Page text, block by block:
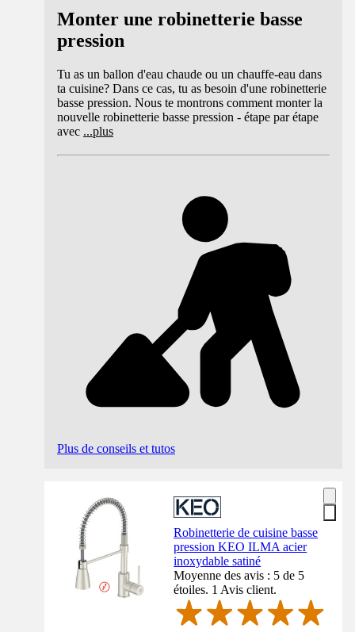
Monter une robinetterie basse
pression
Tu as un ballon d'eau chaude ou un chauffe-eau dans
ta cuisine? Dans ce cas, tu as besoin d'une robinetterie
basse pression. Nous te montrons comment monter la
nouvelle robinetterie basse pression - étape par étape
avec ...plus
Plus de conseils et tutos
Robinetterie de cuisine basse
pression KEO ILMA acier
inoxydable satiné
Moyenne des avis : 5 de 5
étoiles. 1 Avis client.